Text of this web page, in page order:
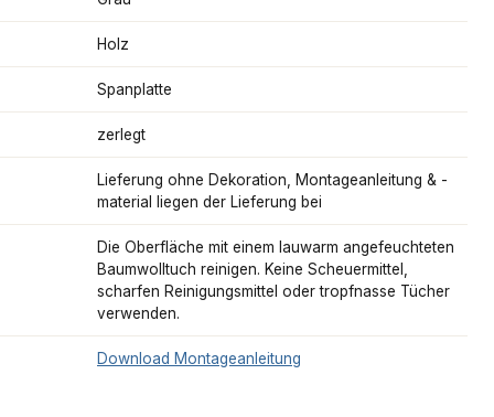
Holz
Spanplatte
zerlegt
Lieferung ohne Dekoration, Montageanleitung & -
material liegen der Lieferung bei
Die Oberfläche mit einem lauwarm angefeuchteten
Baumwolltuch reinigen. Keine Scheuermittel,
scharfen Reinigungsmittel oder tropfnasse Tücher
verwenden.
Download Montageanleitung